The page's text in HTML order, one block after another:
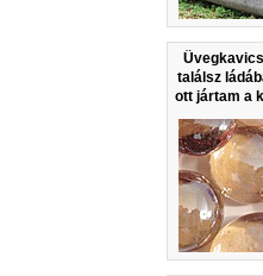
találsz
ott jártam a